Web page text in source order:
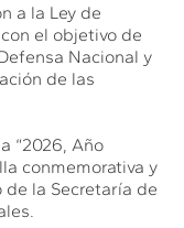
a la Ley de
el objetivo de
Nacional y
de las
“2026, Año
conmemorativa y
la Secretaría de